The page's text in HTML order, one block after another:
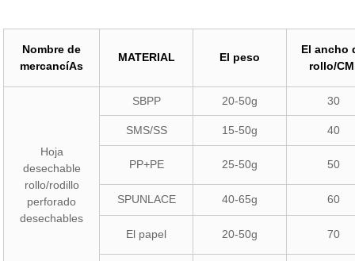
Nombre de
mercancíAs
MATERIAL El peso
El ancho
rollo/
Hoja
desechable
rollo/rodillo
perforado
desechables
SBPP 20-50g 30
SMS/SS 15-50g 40
PP+PE 25-50g 50
SPUNLACE 40-65g 60
El papel 20-50g 70